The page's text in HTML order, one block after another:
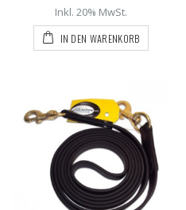
Inkl. 20% MwSt.
IN DEN WARENKORB